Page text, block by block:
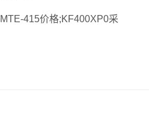
415价格;KF400XP0采